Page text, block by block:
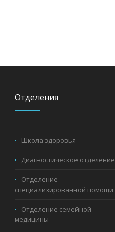
Отделения
Школа здоровья
Диагностическое отделение
Отделение
специализированной помощи
Отделение семейной
медицины